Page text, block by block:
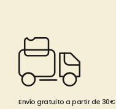
Envío gratuito a partir de 30€